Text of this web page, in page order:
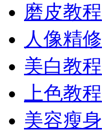
磨皮教程
人像精修
美白教程
上色教程
美容瘦身